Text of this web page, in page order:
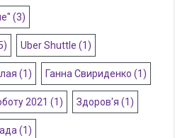
(3)
Uber Shuttle (1)
(1) Ганна Свириденко (1)
2021 (1) Здоров'я (1)
(1)